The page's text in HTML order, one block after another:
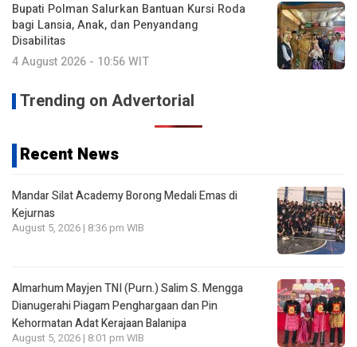
Bupati Polman Salurkan Bantuan Kursi Roda
bagi Lansia, Anak, dan Penyandang
Disabilitas
4 August 2026 - 10:56 WIT
Trending on Advertorial
Recent News
Mandar Silat Academy Borong Medali Emas di
Kejurnas
August 5, 2026 | 8:36 pm WIB
Almarhum Mayjen TNI (Purn.) Salim S. Mengga
Dianugerahi Piagam Penghargaan dan Pin
Kehormatan Adat Kerajaan Balanipa
August 5, 2026 | 8:01 pm WIB